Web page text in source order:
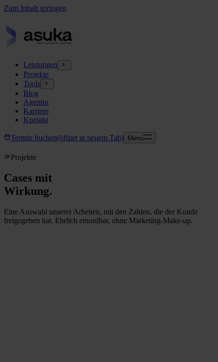
Zum Inhalt springen
Leistungen
Projekte
Tools
Blog
Agentur
Karriere
Kontakt
Termin buchen(öffnet in neuem Tab) Menü
Projekte
Cases mit
Wirkung.
Eine Auswahl unserer Arbeiten, mit den Zahlen, die der Kunde
freigegeben hat. Ehrlich einordbar, ohne Marketing-Make-up.